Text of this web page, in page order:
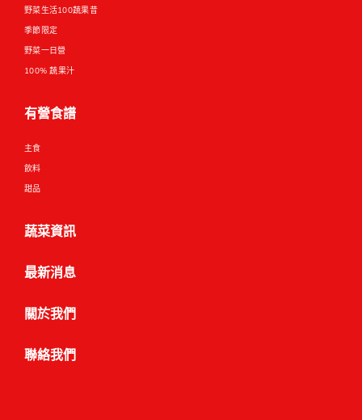
野菜生活100蔬果昔
季節限定
野菜一日營
100% 蔬果汁
有營食譜
主食
飲料
甜品
蔬菜資訊
最新消息
關於我們
聯絡我們